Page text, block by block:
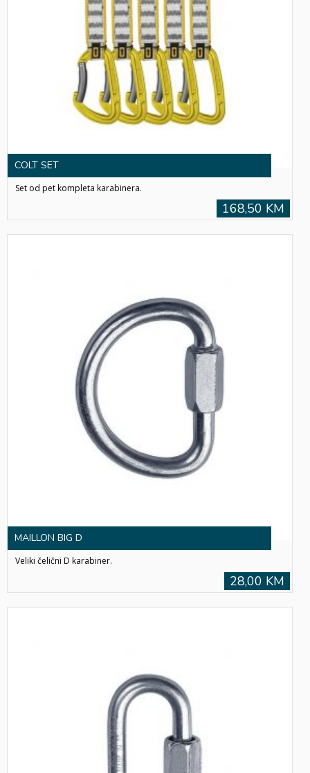
COLT SET
Set od pet kompleta karabinera.
168,50 KM
MAILLON BIG D
Veliki čelični D karabiner.
28,00 KM